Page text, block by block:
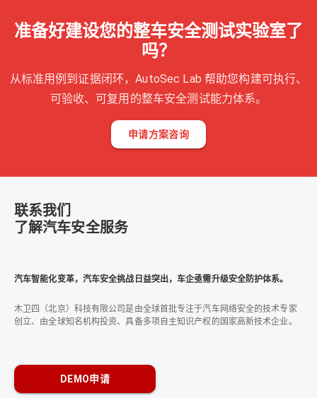
准备好建设您的整车安全测试实验室了
吗？
从标准用例到证据闭环，AutoSec Lab 帮助您构建可执行、
可验收、可复用的整车安全测试能力体系。
申请方案咨询
联系我们
了解汽车安全服务
汽车智能化变革，汽车安全挑战日益突出，车企亟需升级安全防护体系。
木卫四（北京）科技有限公司是由全球首批专注于汽车网络安全的技术专家
创立、由全球知名机构投资、具备多项自主知识产权的国家高新技术企业。
DEMO申请